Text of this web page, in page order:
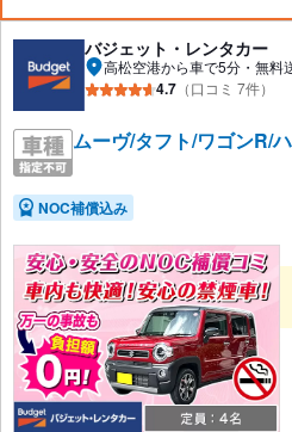
バジェット・レンタカー
高松空港から車で5分・無料
4.7 （口コミ 7件）
ムーヴ/タフト/ワゴンR/
NOC補償込み